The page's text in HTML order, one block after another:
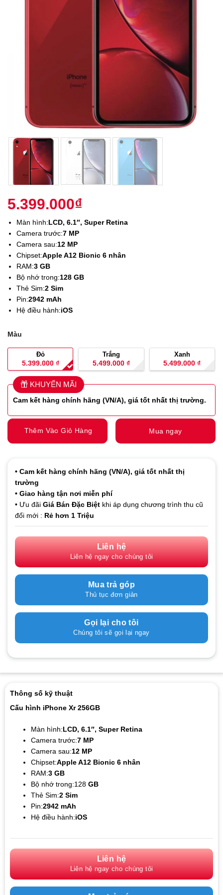
5.399.000₫
Màn hình:LCD, 6.1″, Super Retina
Camera trước:7 MP
Camera sau:12 MP
Chipset:Apple A12 Bionic 6 nhân
RAM:3 GB
Bộ nhớ trong:128 GB
Thẻ Sim:2 Sim
Pin:2942 mAh
Hệ điều hành:iOS
Màu
Đỏ
5.399.000 ₫
Trắng
5.499.000 ₫
Xanh
5.499.000₫
KHUYẾN MÃI
Cam kết hàng chính hãng (VN/A), giá tốt nhất thị trường.
Thêm Vào Giỏ Hàng Mua ngay
• Cam kết hàng chính hãng (VN/A), giá tốt nhất thị
trường
• Giao hàng tận nơi miễn phí
• Ưu đãi Giá Bán Đặc Biệt khi áp dụng chương trình thu cũ
đổi mới : Rẻ hơn 1 Triệu
Liên hệ
Liên hệ ngay cho chúng tôi
Mua trả góp
Thủ tục đơn giản
Gọi lại cho tôi
Chúng tôi sẽ gọi lại ngay
Thông số kỹ thuật
Cấu hình iPhone Xr 256GB
Màn hình:LCD, 6.1″, Super Retina
Camera trước:7 MP
Camera sau:12 MP
Chipset:Apple A12 Bionic 6 nhân
RAM:3 GB
Bộ nhớ trong:128GB
Thẻ Sim:2 Sim
Pin:2942 mAh
Hệ điều hành:iOS
Liên hệ
Liên hệ ngay cho chúng tôi